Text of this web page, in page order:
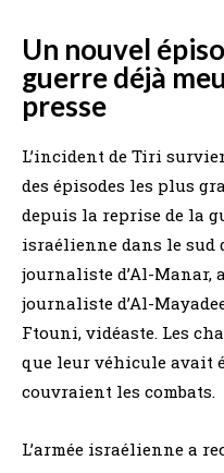
Un nouvel
guerre déjà
presse
L’incident de Tiri
des épisodes les plus
depuis la reprise de la
israélienne dans le sud
journaliste d’Al-Manar,
journaliste d’Al-
Ftouni, vidéaste. Les
que leur véhicule avait
couvraient les combats.
L’armée israélienne a